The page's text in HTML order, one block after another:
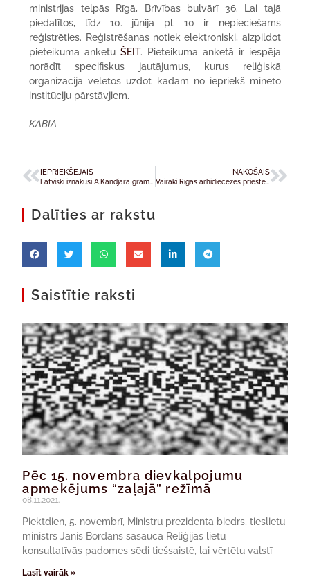
ministrijas telpās Rīgā, Brīvības bulvārī 36. Lai tajā
piedalītos, līdz 10. jūnija pl. 10 ir nepieciešams
reģistrēties. Reģistrēšanas notiek elektroniski, aizpildot
pieteikuma anketuŠEIT. Pieteikuma anketā ir iespēja
norādīt specifiskus jautājumus, kurus reliģiskā
organizācija vēlētos uzdot kādam no iepriekš minēto
institūciju pārstāvjiem.
KABIA
IEPRIEKŠĒJAIS NĀKOŠAIS
Vairāki Rīgas arhidiecēzes priesteri saņēmuši jaunus nominātus
Dalīties ar rakstu
Saistītie raksti
Pēc 15. novembra dievkalpojumu
apmekējums “zaļajā” režīmā
08.11.2021.
Piektdien, 5. novembrī, Ministru prezidenta biedrs, tieslietu
ministrs Jānis Bordāns sasauca Reliģijas lietu
konsultatīvās padomes sēdi tiešsaistē, lai vērtētu valstī
Lasīt vairāk »